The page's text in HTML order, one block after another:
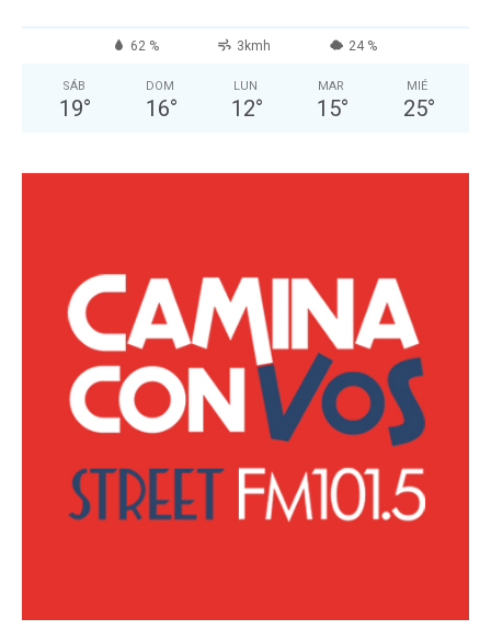
62 % 3kmh 24 %
SÁB
19°
DOM
16°
LUN
12°
MAR
15°
MIÉ
25°